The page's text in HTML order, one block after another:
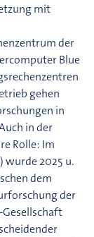
mit
der
Blue
gehen
in
in der
Rolle: Im
wurde 2025 u.
dem
der
Gesellschaft